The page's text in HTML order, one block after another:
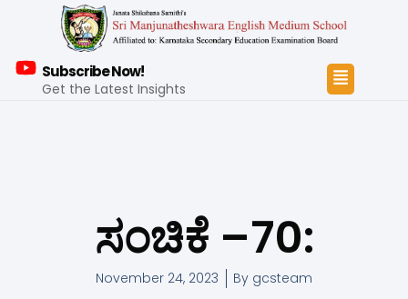
Subscribe Now!
Get the Latest Insights
ಸಂಚಿಕೆ –70:
November 24, 2023 By gcsteam